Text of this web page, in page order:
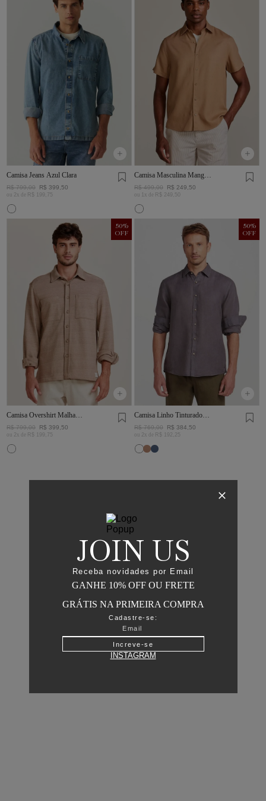
Camisa Jeans Azul Clara
R$ 799,00 R$ 399 50
ou 2 x de R$ 75
Camisa Masculina Manga
Curta Visco Linho
R$ 499,00 R$ 249 50
ou x de R$ 249 50
Camisa Overshirt Malha
Rústica Khaki
50%
OFF
R$ 799,00 R$ 399,50
ou 2 x de R$ 75
Camisa Linho Tinturado
50%
OFF
R$ 769,00 R$ 384,50
ou 2 x de R$ 192 25
JOIN US
Receba novidades por Email
GANHE 10% OFF OU FRETE
GRÁTIS NA PRIMEIRA COMPRA
Cadastre-se:
Increve-se
INSTAGRAM